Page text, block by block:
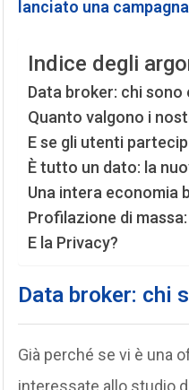
lanciato una campagna
Indice degli
Data broker: chi sono
Quanto valgono i
E se gli utenti
È tutto un dato: la
Una intera economia
Profilazione di
E la Privacy?
Data broker: chi
Già perché se vi è una
interessate allo studio